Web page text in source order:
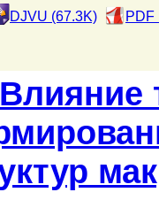
DJVU (67.3K) PDF
Влияние